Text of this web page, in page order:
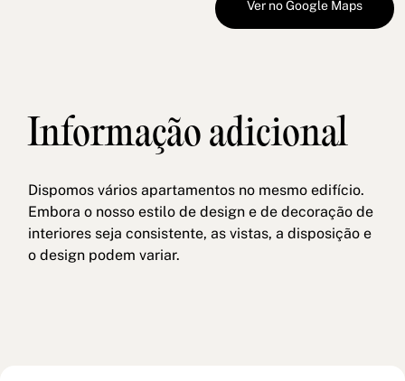
Ver no Google Maps
Informação adicional
Dispomos vários apartamentos no mesmo edifício.
Embora o nosso estilo de design e de decoração de
interiores seja consistente, as vistas, a disposição e
o design podem variar.